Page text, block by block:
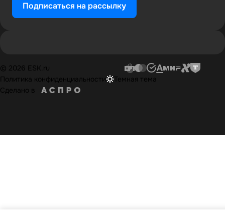
Подписаться на рассылку
© 2026 ESK.ru
Политика конфиденциальности
Темная тема
Сделано в